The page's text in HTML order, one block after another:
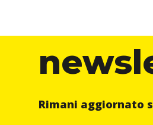
Rimani aggiornato